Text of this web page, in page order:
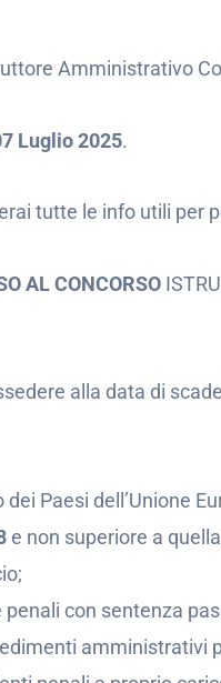
Amministrativo
Luglio 2025.
tutte le info utili per
AL CONCORSO
alla data di
Paesi dell’Unione
e non superiore a
con sentenza
amministrativi